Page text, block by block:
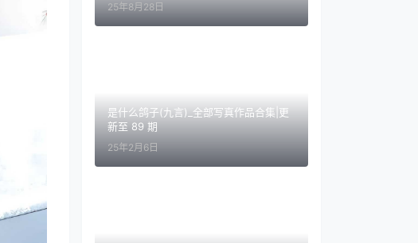
25年8月28日
是什么鸽子(九言)_全部写真作品合集|更
新至 89 期
25年2月6日